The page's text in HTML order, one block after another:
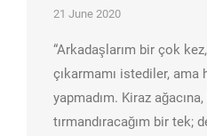
21 June 2020
“Arkadaşlarım bir çok
çıkarmamı istediler, ama
yapmadım. Kiraz
tırmandıracağım bir tek;